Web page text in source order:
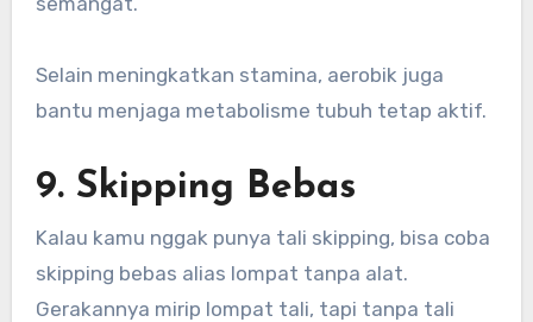
Selain meningkatkan stamina, aerobik juga
bantu menjaga metabolisme tubuh tetap aktif.
9. Skipping Bebas
Kalau kamu nggak punya tali skipping, bisa coba
skipping bebas alias lompat tanpa alat.
Gerakannya mirip lompat tali, tapi tanpa tali